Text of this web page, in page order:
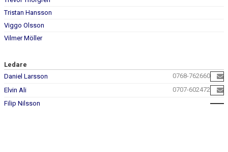
Tristan Hansson
Viggo Olsson
Vilmer Möller
Ledare
Daniel Larsson
0768-762660
Elvin Ali
0707-602472
Filip Nilsson